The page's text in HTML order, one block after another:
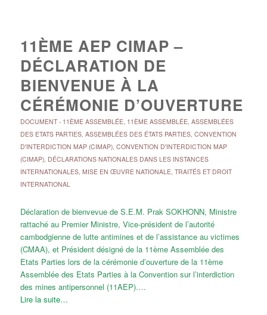
11ÈME AEP CIMAP –
DÉCLARATION DE
BIENVENUE À LA
CÉRÉMONIE D’OUVERTURE
DOCUMENT- 11ÈME ASSEMBLÉE, 11ÈME ASSEMBLÉE, ASSEMBLÉES
DES ETATS PARTIES, ASSEMBLÉES DES ÉTATS PARTIES, CONVENTION
D'INTERDICTION MAP (CIMAP), CONVENTION D'INTERDICTION MAP
(CIMAP), DÉCLARATIONS NATIONALES DANS LES INSTANCES
INTERNATIONALES, MISE EN ŒUVRE NATIONALE, TRAITÉS ET DROIT
INTERNATIONAL
Déclaration de bienvevue de S.E.M. Prak SOKHONN, Ministre
rattaché au Premier Ministre, Vice-président de l’autorité
cambodgienne de lutte antimines et de l’assistance au victimes
(CMAA), et Président désigné de la 11ème Assemblée des
Etats Parties lors de la cérémonie d’ouverture de la 11ème
Assemblée des Etats Parties à la Convention sur l’interdiction
des mines antipersonnel (11AEP).…
Lire la suite…